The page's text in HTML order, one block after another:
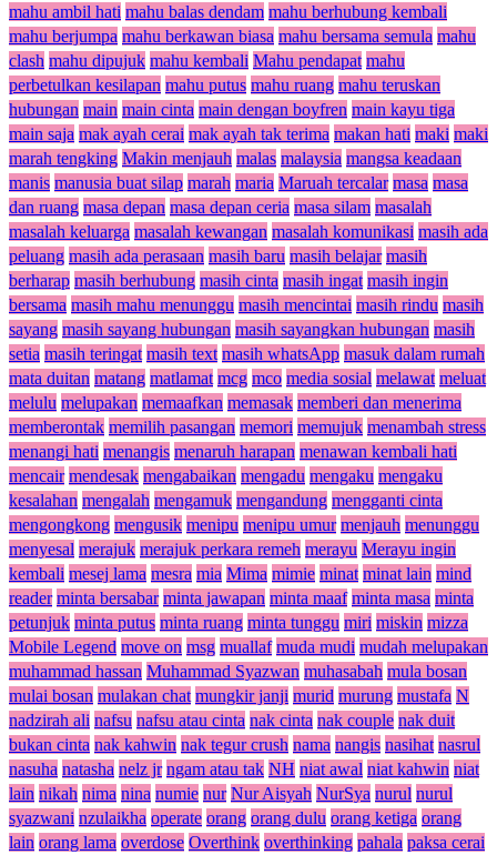
mahu ambil hati mahu balas dendam mahu berhubung kembali
mahu berjumpa mahu berkawan biasa mahu bersama semula mahu
clash mahu dipujuk mahu kembali Mahu pendapat mahu
perbetulkan kesilapan mahu putus mahu ruang mahu teruskan
hubungan main main cinta main dengan boyfren main kayu tiga
main saja mak ayah cerai mak ayah tak terima makan hati maki maki
marah tengking Makin menjauh malas malaysia mangsa keadaan
manis manusia buat silap marah maria Maruah tercalar masa masa
dan ruang masa depan masa depan ceria masa silam masalah
masalah keluarga masalah kewangan masalah komunikasi masih ada
peluang masih ada perasaan masih baru masih belajar masih
berharap masih berhubung masih cinta masih ingat masih ingin
bersama masih mahu menunggu masih mencintai masih rindu masih
sayang masih sayang hubungan masih sayangkan hubungan masih
setia masih teringat masih text masih whatsApp masuk dalam rumah
mata duitan matang matlamat mcg mco media sosial melawat meluat
melulu melupakan memaafkan memasak memberi dan menerima
memberontak memilih pasangan memori memujuk menambah stress
menangi hati menangis menaruh harapan menawan kembali hati
mencair mendesak mengabaikan mengadu mengaku mengaku
kesalahan mengalah mengamuk mengandung mengganti cinta
mengongkong mengusik menipu menipu umur menjauh menunggu
menyesal merajuk merajuk perkara remeh merayu Merayu ingin
kembali mesej lama mesra mia Mima mimie minat minat lain mind
reader minta bersabar minta jawapan minta maaf minta masa minta
petunjuk minta putus minta ruang minta tunggu miri miskin mizza
Mobile Legend move on msg muallaf muda mudi mudah melupakan
muhammad hassan Muhammad Syazwan muhasabah mula bosan
mulai bosan mulakan chat mungkir janji murid murung mustafa N
nadzirah ali nafsu nafsu atau cinta nak cinta nak couple nak duit
bukan cinta nak kahwin nak tegur crush nama nangis nasihat nasrul
nasuha natasha nelz jr ngam atau tak NH niat awal niat kahwin niat
lain nikah nima nina numie nur Nur Aisyah NurSya nurul nurul
syazwani nzulaikha operate orang orang dulu orang ketiga orang
lain orang lama overdose Overthink overthinking pahala paksa cerai